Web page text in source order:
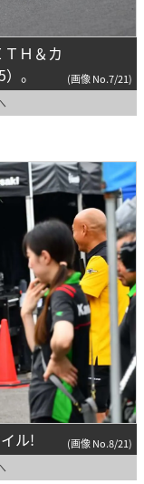
Ｈ＆カ
。
(画像 No.7/21)
ル! (画像 No.8/21)